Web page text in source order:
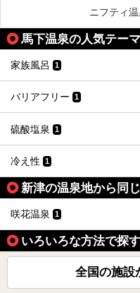
す。
この記事では
り施設、グル
ットをご紹介し
方に向けて、弥
ひ参考にしてみ
ニフティ
馬下温泉の人気テー
家族風呂 1
バリアフリー 1
硫酸塩泉 1
冷え性 1
新津の温泉地から同
咲花温泉 1
いろいろな方法で探す
全国の施設